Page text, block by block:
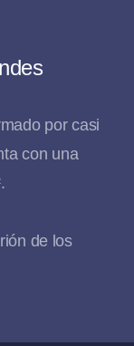
por casi
con una